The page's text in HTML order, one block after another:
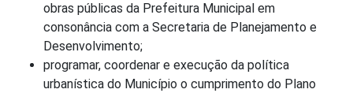
obras públicas da Prefeitura Municipal em
consonância com a Secretaria de Planejamento e
Desenvolvimento;
programar, coordenar e execução da política
urbanística do Município o cumprimento do Plano